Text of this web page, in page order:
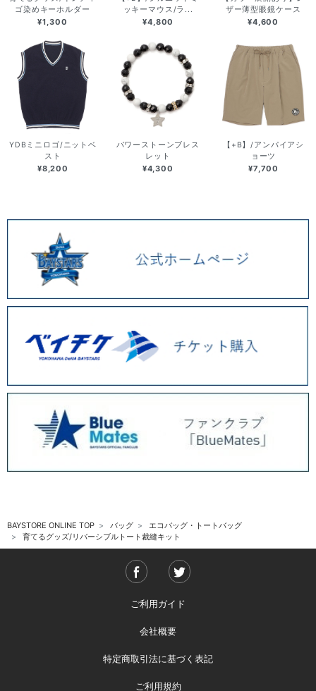
ゴ染めキーホルダー
¥1,300
ッキーマウス/ラ...
¥4,800
ザー薄型眼鏡ケース
¥4,600
YDBミニロゴ/ニットベ
スト
¥8,200
パワーストーンブレス
レット
¥4,300
【+B】/アンパイアシ
ョーツ
¥7,700
BAYSTORE ONLINE TOP バッグ
エコバッグ・トートバッグ
育てるグッズ/リバーシブルトート裁縫キット
ご利用ガイド
会社概要
特定商取引法に基づく表記
ご利用規約